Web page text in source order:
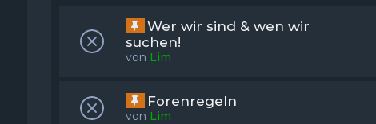
Wer wir sind & wen wir
suchen!
von Lim
Forenregeln
von Lim